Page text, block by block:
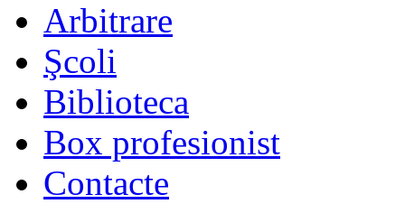
Arbitrare
Şcoli
Biblioteca
Box profesionist
Contacte